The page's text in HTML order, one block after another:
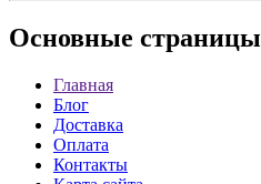
Основные страницы
Главная
Блог
Доставка
Оплата
Контакты